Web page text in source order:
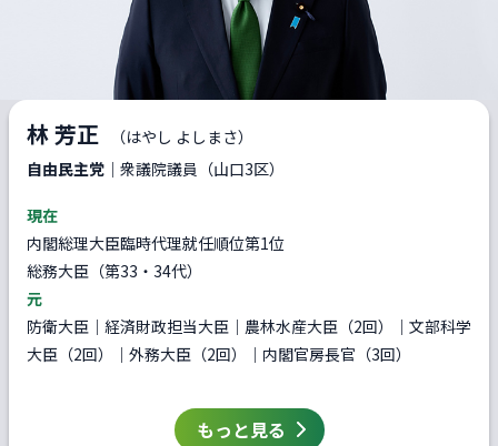
林 芳正
（はやし よしまさ）
自由民主党 ｜衆議院議員（山口3区）
現在
内閣総理大臣臨時代理就任順位第1位
総務大臣（第33・34代）
元
防衛大臣｜経済財政担当大臣｜農林水産大臣（2回）｜文部科学
大臣（2回）｜外務大臣（2回）｜内閣官房長官（3回）
もっと見る